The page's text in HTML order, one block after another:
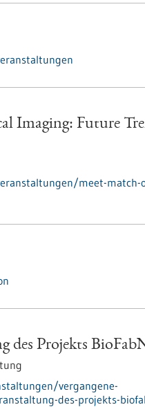
Imaging: Future
meet-match-
des Projekts
vergangene-
des-projekts-